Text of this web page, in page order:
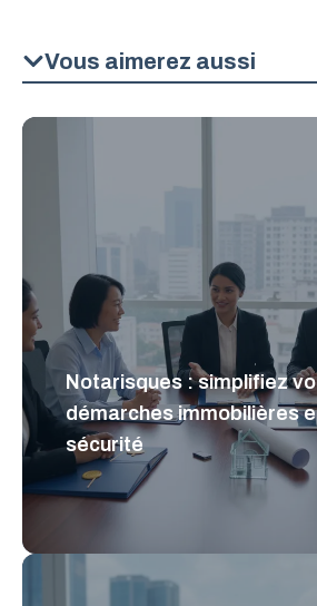
Vous aimerez aussi
Notarisques : simplifiez
démarches immobilières
sécurité